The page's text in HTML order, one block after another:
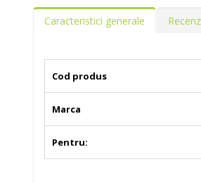
Caracteristici generale
Cod produs
Marca
Pentru: